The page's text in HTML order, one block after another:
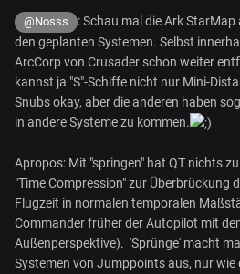
@Nosss
: Schau mal die Ark
den geplanten Systemen. Selbst
ArcCorp von Crusader schon weiter
kannst ja "S"-Schiffe nicht nur Mini-
Snubs okay, aber die anderen haben
in andere Systeme zu kommen.
Apropos: Mit "springen" hat QT nichts
"Time Compression" zur Überbrückung
Flugzeit in normalen temporalen
Commander früher der Autopilot mit
Außenperspektive). 'Sprünge' macht
Systemen von Jumppoints aus, nur wie